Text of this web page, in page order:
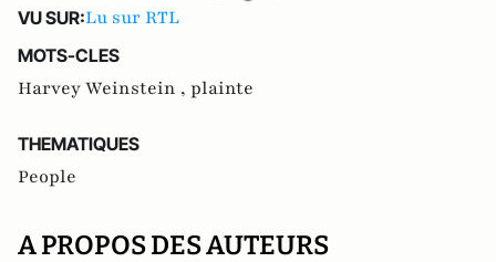
VU SUR:Lu sur RTL
MOTS-CLES
Harvey Weinstein , plainte
THEMATIQUES
People
A PROPOS DES AUTEURS